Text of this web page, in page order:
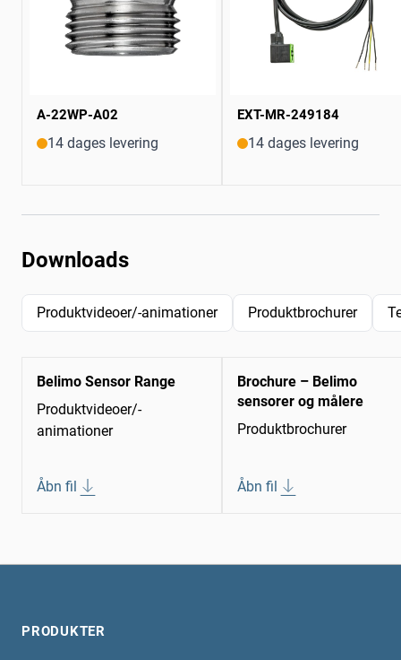
A-22WP-A02
14 dages levering
EXT-MR-249184
14 dages levering
Downloads
Produktvideoer/-animationer Produktbrochurer
Belimo Sensor Range
Produktvideoer/-
animationer
Åbn fil
Brochure – Belimo
sensorer og målere
Produktbrochurer
Åbn fil
PRODUKTER